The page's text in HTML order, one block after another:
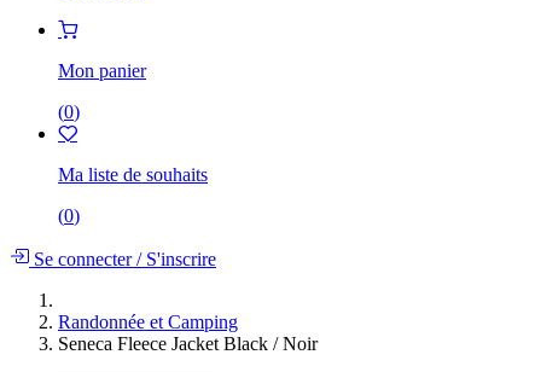
Mon panier
(0)
Ma liste de souhaits
(0)
Se connecter/S'inscrire
Randonnée et Camping
Seneca Fleece Jacket Black / Noir